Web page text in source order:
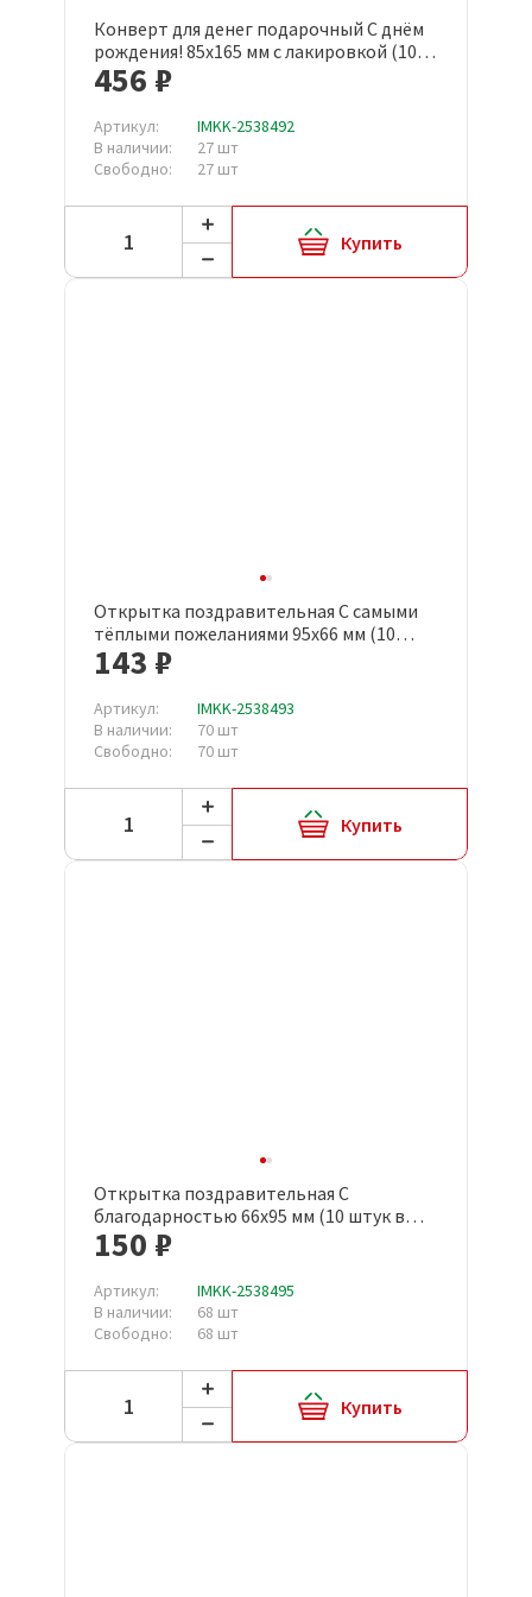
Конверт для денег подарочный С днём
рождения! 85x165 мм с лакировкой (10
штук в упаковке, КД-246)
456 ₽
Артикул:
IMKK-2538492
В наличии:
27 шт
Свободно:
27 шт
Купить
Открытка поздравительная С самыми
тёплыми пожеланиями 95x66 мм (10
штук в упаковке, КД-502)
143 ₽
Артикул:
IMKK-2538493
В наличии:
70 шт
Свободно:
70 шт
Купить
Открытка поздравительная С
благодарностью 66x95 мм (10 штук в
упаковке, КД-538)
150 ₽
Артикул:
IMKK-2538495
В наличии:
68 шт
Свободно:
68 шт
Купить